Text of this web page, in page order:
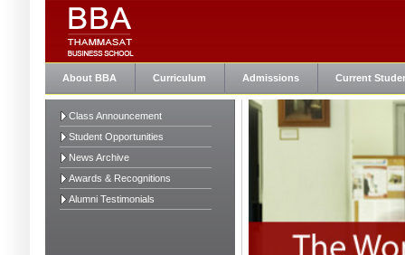
About BBA Curriculum Admissions Current
Class Announcement
Student Opportunities
News Archive
Awards & Recognitions
Alumni Testimonials